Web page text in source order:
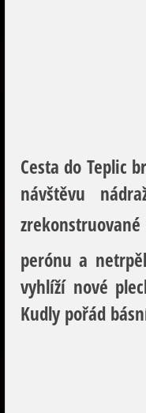
Cesta do Teplic
návštěvu
perónu a
vyhlíží nové
Kudly pořád